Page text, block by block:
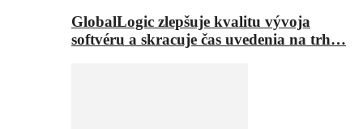
GlobalLogic zlepšuje kvalitu vývoja
softvéru a skracuje čas uvedenia na trh…